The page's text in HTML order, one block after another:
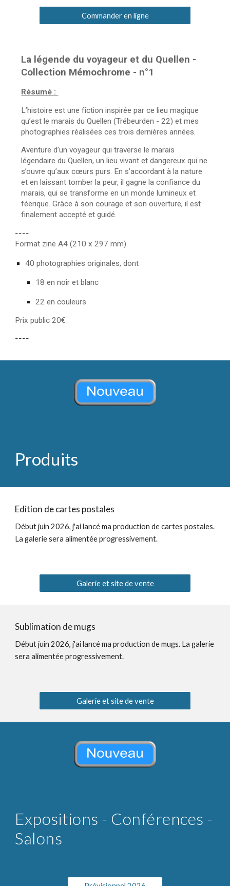
Commander en ligne
La légende du voyageur et du Quellen -
Collection Mémochrome - n°1
Résumé :
L’histoire est une fiction inspirée par ce lieu magique
qu’est le marais du Quellen (Trébeurden - 22) et mes
photographies réalisées ces trois dernières années.
Aventure d’un voyageur qui traverse le marais
légendaire du Quellen, un lieu vivant et dangereux qui ne
s’ouvre qu’aux cœurs purs. En s’accordant à la nature
et en laissant tomber la peur, il gagne la confiance du
marais, qui se transforme en un monde lumineux et
féerique. Grâce à son courage et son ouverture, il est
finalement accepté et guidé.
----
Format zine A4 (210 x 297 mm)
40 photographies originales, dont
18 en noir et blanc
22 en couleurs
Prix public 20€
----
Produits
Edition de cartes postales
Début juin 2026, j'ai lancé ma production de cartes postales.
La galerie sera alimentée progressivement.
Galerie et site de vente
Sublimation de mugs
Début juin 2026, j'ai lancé ma production de mugs. La galerie
sera alimentée progressivement.
Galerie et site de vente
Expositions - Conférences -
Salons